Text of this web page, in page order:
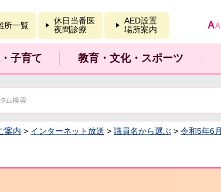
所一覧
休日当番医
夜間診療
AED設置
場所案内
子育て 教育・文化・スポーツ
案内 > インターネット放送 > 議員名から選ぶ > 令和5年6